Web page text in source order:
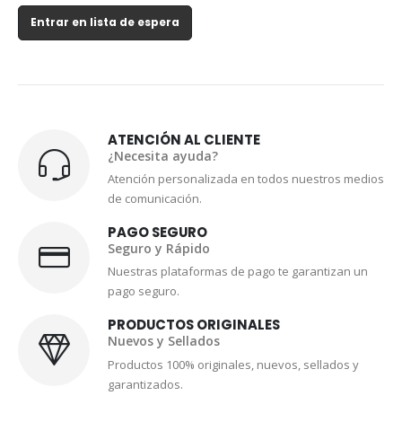
Entrar en lista de espera
ATENCIÓN AL CLIENTE
¿Necesita ayuda?
Atención personalizada en todos nuestros medios
de comunicación.
PAGO SEGURO
Seguro y Rápido
Nuestras plataformas de pago te garantizan un
pago seguro.
PRODUCTOS ORIGINALES
Nuevos y Sellados
Productos 100% originales, nuevos, sellados y
garantizados.